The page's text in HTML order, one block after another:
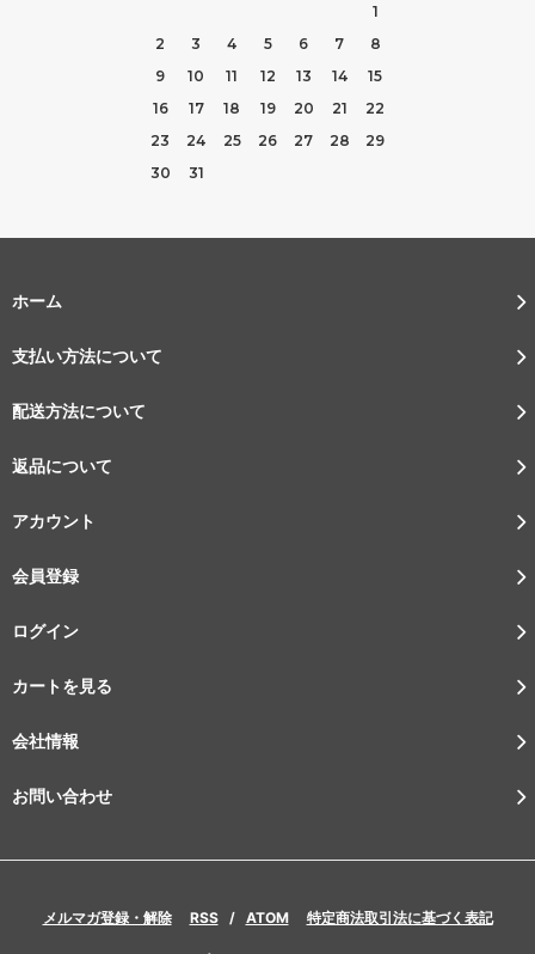
1
2
3 4 5 6 7
8
9
10 11 12 13 14
15
16
17 18 19 20 21
22
23
24 25 26 27 28
29
30
31
ホーム
支払い方法について
配送方法について
返品について
アカウント
会員登録
ログイン
カートを見る
会社情報
お問い合わせ
メルマガ登録・解除 RSS / ATOM 特定商法取引法に基づく表記